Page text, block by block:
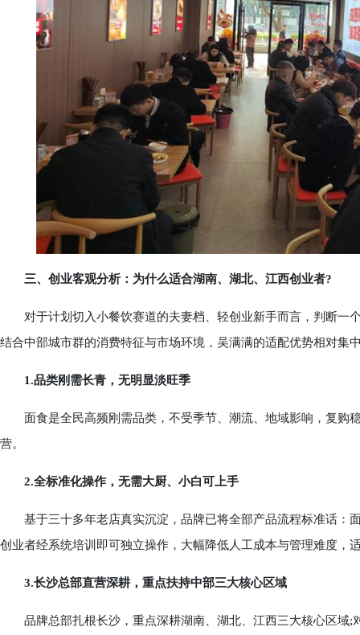
三、创业客观分析：为什么适合湖南、湖北、江西创业者?
对于计划切入小餐饮赛道的夫妻档、轻创业新手而言，判断一
结合中部城市群的消费特征与市场环境，吴满满的适配优势相对集
1.品类刚需长青，无明显淡旺季
面食是全民高频刚需品类，不受季节、潮流、地域影响，复购
营。
2.全标准化操作，无需大厨、小白可上手
基于三十多年老店真实沉淀，品牌已将全部产品流程标准话：
创业者经系统培训即可独立操作，大幅降低人工成本与管理难度，
3.长沙总部直营深耕，重点扶持中部三大核心区域
品牌总部扎根长沙，重点深耕湖南、湖北、江西三大核心区域;